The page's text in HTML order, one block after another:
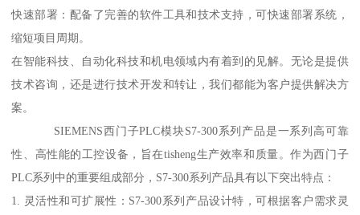
快速部署：配备了完善的软件工具和技术支持，可快速部署系统，
缩短项目周期。
在智能科技、自动化科技和机电领域内有着到的见解。无论是提供
技术咨询，还是进行技术开发和转让，我们都能为客户提供解决方
案。
SIEMENS西门子PLC模块S7-300系列产品是一系列高可靠
性、高性能的工控设备，旨在tisheng生产效率和质量。作为西门子
PLC系列中的重要组成部分，S7-300系列产品具有以下突出特点：
1. 灵活性和可扩展性：S7-300系列产品设计特，可根据客户需求灵